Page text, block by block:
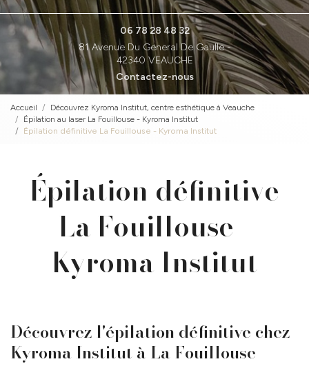
06 78 28 48 32
81 Avenue Du General De Gaulle -
42340 VEAUCHE
Contactez-nous
Accueil
Découvrez Kyroma Institut, centre esthétique à Veauche
Épilation au laser La Fouillouse - Kyroma Institut
Épilation définitive La Fouillouse - Kyroma Institut
Épilation définitive
La Fouillouse -
Kyroma Institut
Découvrez l'épilation définitive chez
Kyroma Institut à La Fouillouse